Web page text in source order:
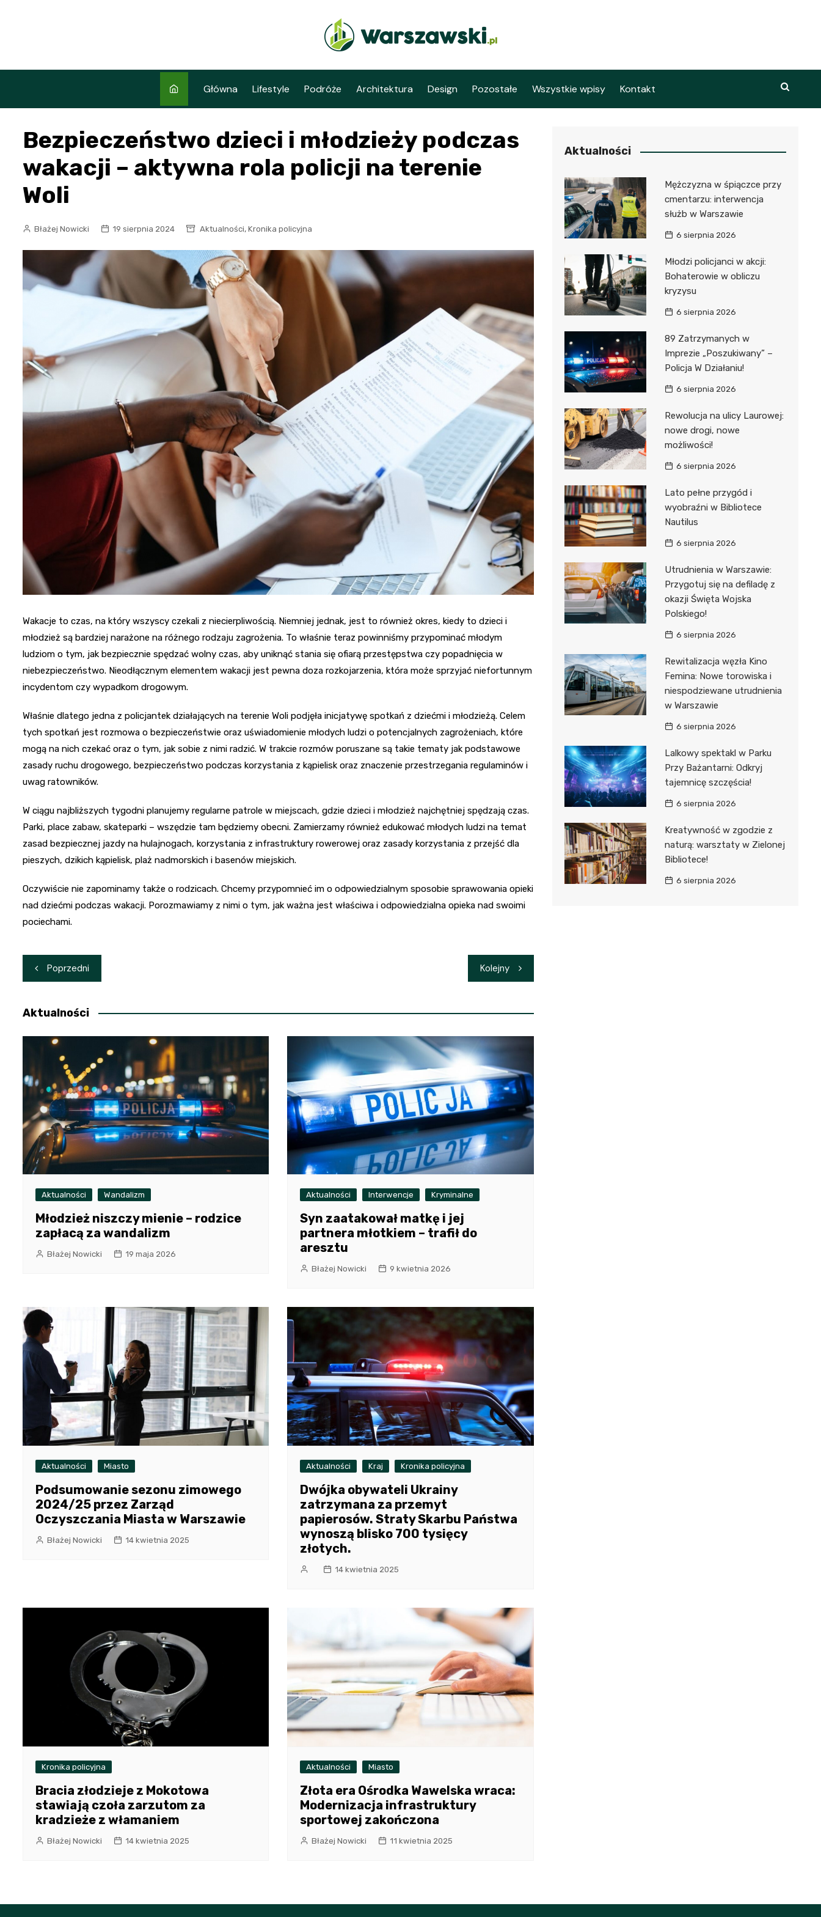
Główna Lifestyle Podróże Architektura Design Pozostałe Wszystkie wpisy Kontakt
Bezpieczeństwo dzieci i młodzieży podczas
wakacji – aktywna rola policji na terenie
Woli
Błażej Nowicki 19 sierpnia 2024 Aktualności, Kronika policyjna
Wakacje to czas, na który wszyscy czekali z niecierpliwością. Niemniej jednak, jest to również okres, kiedy to dzieci i
młodzież są bardziej narażone na różnego rodzaju zagrożenia. To właśnie teraz powinniśmy przypominać młodym
ludziom o tym, jak bezpiecznie spędzać wolny czas, aby uniknąć stania się ofiarą przestępstwa czy popadnięcia w
niebezpieczeństwo. Nieodłącznym elementem wakacji jest pewna doza rozkojarzenia, która może sprzyjać niefortunnym
incydentom czy wypadkom drogowym.
Właśnie dlatego jedna z policjantek działających na terenie Woli podjęła inicjatywę spotkań z dziećmi i młodzieżą. Celem
tych spotkań jest rozmowa o bezpieczeństwie oraz uświadomienie młodych ludzi o potencjalnych zagrożeniach, które
mogą na nich czekać oraz o tym, jak sobie z nimi radzić. W trakcie rozmów poruszane są takie tematy jak podstawowe
zasady ruchu drogowego, bezpieczeństwo podczas korzystania z kąpielisk oraz znaczenie przestrzegania regulaminów i
uwag ratowników.
W ciągu najbliższych tygodni planujemy regularne patrole w miejscach, gdzie dzieci i młodzież najchętniej spędzają czas.
Parki, place zabaw, skateparki – wszędzie tam będziemy obecni. Zamierzamy również edukować młodych ludzi na temat
zasad bezpiecznej jazdy na hulajnogach, korzystania z infrastruktury rowerowej oraz zasady korzystania z przejść dla
pieszych, dzikich kąpielisk, plaż nadmorskich i basenów miejskich.
Oczywiście nie zapominamy także o rodzicach. Chcemy przypomnieć im o odpowiedzialnym sposobie sprawowania opieki
nad dziećmi podczas wakacji. Porozmawiamy z nimi o tym, jak ważna jest właściwa i odpowiedzialna opieka nad swoimi
pociechami.
Nawigacja
wpisu
Poprzedni Kolejny
Aktualności
Aktualności Wandalizm
Młodzież niszczy mienie – rodzice
zapłacą za wandalizm
Błażej Nowicki 19 maja 2026
Aktualności Interwencje Kryminalne
Syn zaatakował matkę i jej
partnera młotkiem – trafił do
aresztu
Błażej Nowicki 9 kwietnia 2026
Aktualności Miasto
Podsumowanie sezonu zimowego
2024/25 przez Zarząd
Oczyszczania Miasta w Warszawie
Błażej Nowicki 14 kwietnia 2025
Aktualności Kraj Kronika policyjna
Dwójka obywateli Ukrainy
zatrzymana za przemyt
papierosów. Straty Skarbu Państwa
wynoszą blisko 700 tysięcy
złotych.
14 kwietnia 2025
Kronika policyjna
Bracia złodzieje z Mokotowa
stawiają czoła zarzutom za
kradzieże z włamaniem
Błażej Nowicki 14 kwietnia 2025
Aktualności Miasto
Złota era Ośrodka Wawelska wraca:
Modernizacja infrastruktury
sportowej zakończona
Błażej Nowicki 11 kwietnia 2025
Aktualności
Mężczyzna w śpiączce przy
cmentarzu: interwencja
służb w Warszawie
6 sierpnia 2026
Młodzi policjanci w akcji:
Bohaterowie w obliczu
kryzysu
6 sierpnia 2026
89 Zatrzymanych w
Imprezie „Poszukiwany” –
Policja W Działaniu!
6 sierpnia 2026
Rewolucja na ulicy Laurowej:
nowe drogi, nowe
możliwości!
6 sierpnia 2026
Lato pełne przygód i
wyobraźni w Bibliotece
Nautilus
6 sierpnia 2026
Utrudnienia w Warszawie:
Przygotuj się na defiladę z
okazji Święta Wojska
Polskiego!
6 sierpnia 2026
Rewitalizacja węzła Kino
Femina: Nowe torowiska i
niespodziewane utrudnienia
w Warszawie
6 sierpnia 2026
Lalkowy spektakl w Parku
Przy Bażantarni: Odkryj
tajemnicę szczęścia!
6 sierpnia 2026
Kreatywność w zgodzie z
naturą: warsztaty w Zielonej
Bibliotece!
6 sierpnia 2026